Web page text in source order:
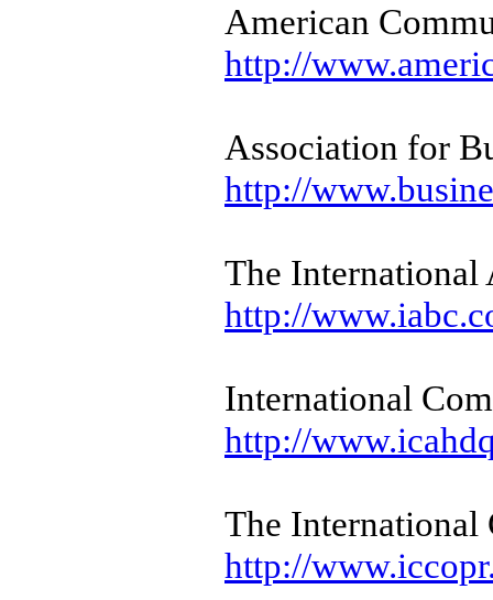
American
http://
Association for
http://
The International
http://
International
http://
The International
http://